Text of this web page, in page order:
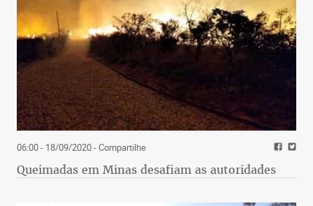
06:00 - 18/09/2020- Compartilhe
Queimadas em Minas desafiam as autoridades